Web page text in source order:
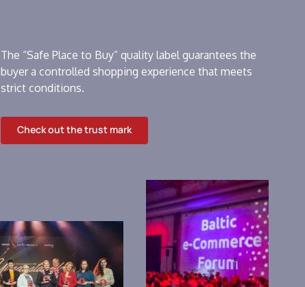
The “Safe Place to Buy” quality label guarantees the
buyer a controlled shopping experience that meets
strict conditions.
Check out the trust mark